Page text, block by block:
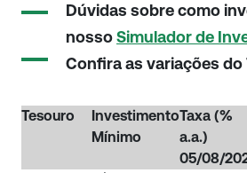
Dúvidas sobre como
nossoSimulador de
Confira as variações do
Tesouro
Investimento
Mínimo
Taxa (%
a.a.)
05/08/